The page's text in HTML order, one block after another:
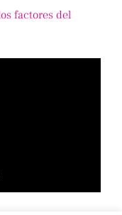
factores del